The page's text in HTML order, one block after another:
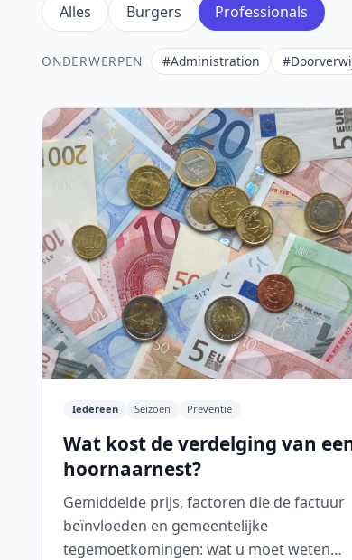
Alles Burgers Professionals
ONDERWERPEN #Administration
Iedereen Seizoen Preventie
Wat kost de verdelging van
hoornaarnest?
Gemiddelde prijs, factoren die de factuur
beïnvloeden en gemeentelijke
tegemoetkomingen: wat u moet weten